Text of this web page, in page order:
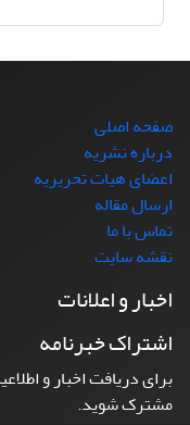
صفحه اصلی
درباره نشریه
اعضای هیات تحریریه
ارسال مقاله
تماس با ما
نقشه سایت
اخبار و اعلانات
اشتراک خبرنامه
برای دریافت اخبار و
مشترک شوید.